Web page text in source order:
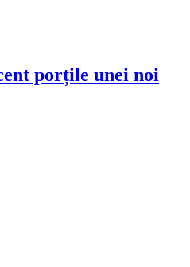
porțile unei noi